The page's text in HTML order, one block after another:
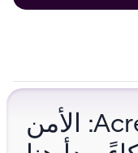
Acre Intelligence: الأمن